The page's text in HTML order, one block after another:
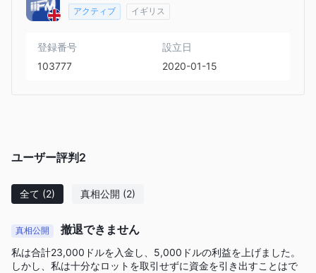
アクティブ イギリス
登録番号
103777
設立日
2020-01-15
ユーザー評判 2
全て (2) 真相公開 (2)
真相公開 撤退できません
私は合計23,000ドルを入金し、5,000ドルの利益を上げました。
しかし、私は十分なロットを取引せずに資金を引き出すことはで